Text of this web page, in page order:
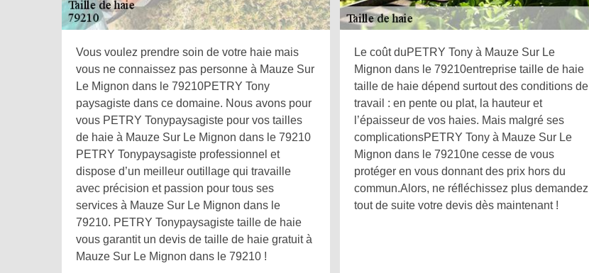
Vous voulez prendre soin de votre haie mais
vous ne connaissez pas personne à Mauze Sur
Le Mignon dans le 79210PETRY Tony
paysagiste dans ce domaine. Nous avons pour
vous PETRY Tonypaysagiste pour vos tailles
de haie à Mauze Sur Le Mignon dans le 79210
PETRY Tonypaysagiste professionnel et
dispose d’un meilleur outillage qui travaille
avec précision et passion pour tous ses
services à Mauze Sur Le Mignon dans le
79210. PETRY Tonypaysagiste taille de haie
vous garantit un devis de taille de haie gratuit à
Mauze Sur Le Mignon dans le 79210 !
Le coût duPETRY Tony à Mauze Sur Le
Mignon dans le 79210entreprise taille de haie
taille de haie dépend surtout des conditions de
travail : en pente ou plat, la hauteur et
l’épaisseur de vos haies. Mais malgré ses
complicationsPETRY Tony à Mauze Sur Le
Mignon dans le 79210ne cesse de vous
protéger en vous donnant des prix hors du
commun.Alors, ne réfléchissez plus demandez
tout de suite votre devis dès maintenant !